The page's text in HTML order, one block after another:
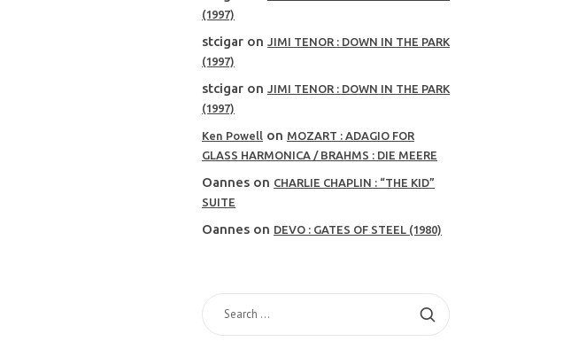
(1997)
stcigar on
JIMI TENOR : DOWN IN THE PARK
(1997)
stcigar on
JIMI TENOR : DOWN IN THE PARK
(1997)
Ken Powell on MOZART : ADAGIO FOR
GLASS HARMONICA / BRAHMS : DIE MEERE
Oannes on CHARLIE CHAPLIN : “THE KID”
SUITE
Oannes on DEVO : GATES OF STEEL (1980)
SEARCH